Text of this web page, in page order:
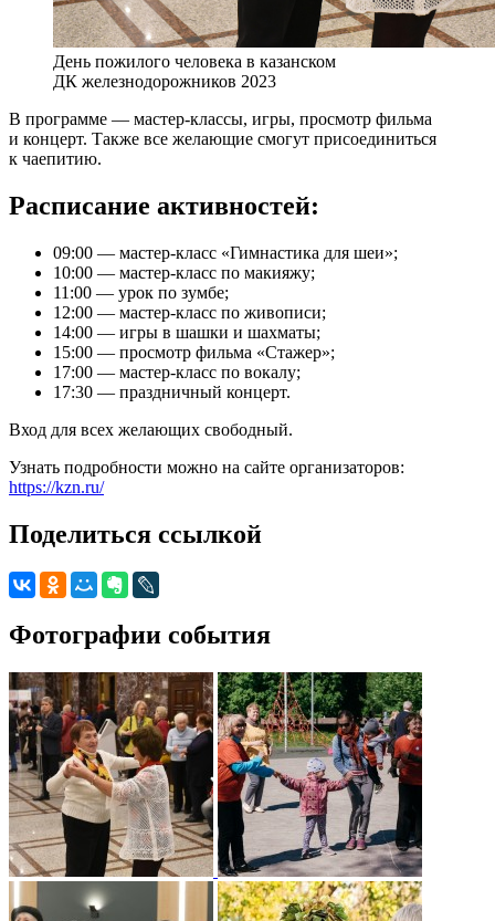
День пожилого человека в казанском
ДК железнодорожников 2023
В программе — мастер-классы, игры, просмотр фильма
и концерт. Также все желающие смогут присоединиться
к чаепитию.
Расписание активностей:
09:00 — мастер-класс «Гимнастика для шеи»;
10:00 — мастер-класс по макияжу;
11:00 — урок по зумбе;
12:00 — мастер-класс по живописи;
14:00 — игры в шашки и шахматы;
15:00 — просмотр фильма «Стажер»;
17:00 — мастер-класс по вокалу;
17:30 — праздничный концерт.
Вход для всех желающих свободный.
Узнать подробности можно на сайте организаторов:
https://kzn.ru/
Поделиться ссылкой
Фотографии события